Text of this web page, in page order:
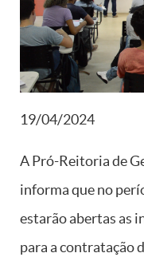
19/04/2024
A Pró-Reitoria de
informa que no
estarão abertas as
para a contratação